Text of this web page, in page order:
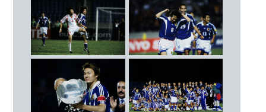
柳沢 敦（鹿島アントラーズ）
19 久保 竜彦（サンフレッチェ広島）
27 北嶋 秀朗（柏レイソル）
29 高原 直泰（ジュビロ磐田）
監督
フィリップ・トルシエ